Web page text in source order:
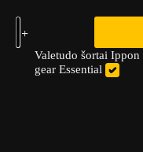
Valetudo šortai Ippon
gear Essential